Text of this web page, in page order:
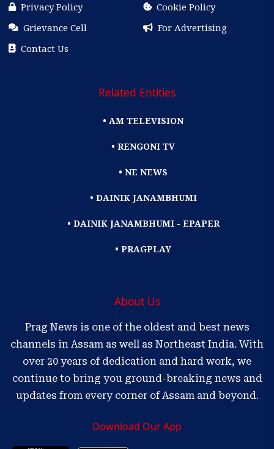
Privacy Policy
Cookie Policy
Grievance Cell
For Advertising
Contact Us
Related Entities
• AM TELEVISION
• RENGONI TV
• NE NEWS
• DAINIK JANAMBHUMI
• DAINIK JANAMBHUMI - EPAPER
• PRAGPLAY
About Us
Prag News is one of the oldest and best news
channels in Assam as well as Northeast India. With
over 20 years of dedication and hard work, we
continue to bring you ground-breaking news and
updates from every corner of Assam and beyond.
Download Our App